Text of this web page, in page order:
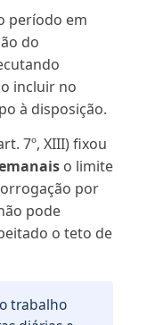
período em
do
incluir no
à disposição.
7º, XIII) fixou
o limite
por
pode
o teto de
trabalho